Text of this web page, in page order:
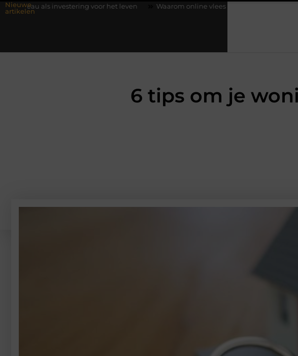
Nieuwe
artikelen
voor het leven Waarom online vlees bestellen steeds gewoner wordt
6 tips om je